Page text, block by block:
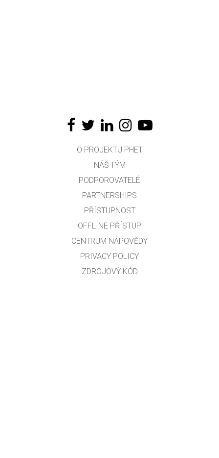
O PROJEKTU PHET
NÁŠ TÝM
PODPOROVATELÉ
PARTNERSHIPS
PŘÍSTUPNOST
OFFLINE PŘÍSTUP
CENTRUM NÁPOVĚDY
PRIVACY POLICY
ZDROJOVÝ KÓD